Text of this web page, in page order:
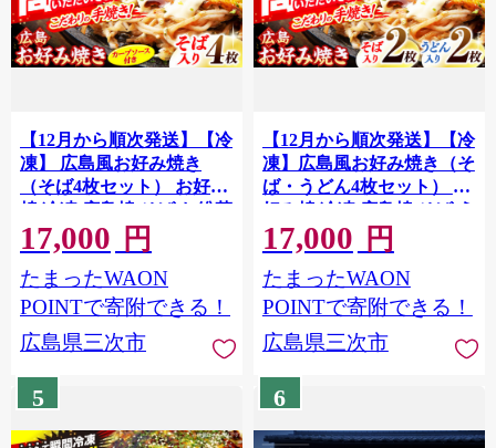
【12月から順次発送】【冷
凍】 広島風お好み焼き
（そば4枚セット） お好み
焼 冷凍 広島焼 そば お総菜
おかず 送料無料 広島県 お
取り寄せ グルメ ソース味
昼食 お昼ごはん 夜食 軽食
夜ごはん 晩ごはん 仕送り
温めるだけ 簡単調理 時短
味 惣菜 麺類 食事 夕食 三
[APAK002-12]
17,000 円
たまったWAON
POINTで寄附できる！
広島県三次市
【12月から順次発送】【冷
凍】広島風お好み焼き（そ
ば・うどん4枚セット） お
好み焼 冷凍 広島焼 そば う
どん お総菜 おかず 送料無
料 広島県 お取り寄せ グル
メ ソース味 昼食 お昼ごは
ん 夜食 軽食 夜ごはん 晩ご
置き レンジ 温めるだけ 簡
当地 広島の味 惣菜 麺類 三
[APAK001-12]
17,000 円
たまったWAON
POINTで寄附できる！
広島県三次市
5 6